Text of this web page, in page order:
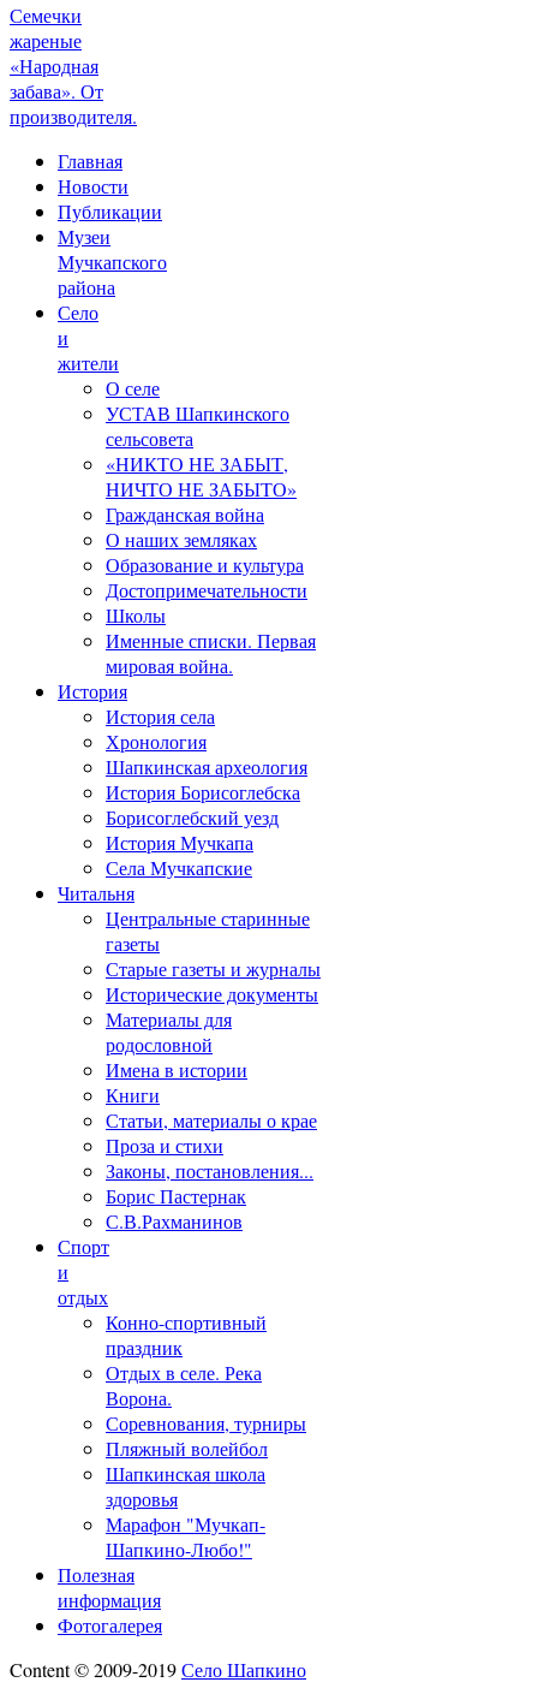
Семечки
жареные
«Народная
забава». От
производителя.
Главная
Новости
Публикации
Музеи
Мучкапского
района
Село
и
жители
О селе
УСТАВ Шапкинского
сельсовета
«НИКТО НЕ ЗАБЫТ,
НИЧТО НЕ ЗАБЫТО»
Гражданская война
О наших земляках
Образование и культура
Достопримечательности
Школы
Именные списки. Первая
мировая война.
История
История села
Хронология
Шапкинская археология
История Борисоглебска
Борисоглебский уезд
История Мучкапа
Села Мучкапские
Читальня
Центральные старинные
газеты
Старые газеты и журналы
Исторические документы
Материалы для
родословной
Имена в истории
Книги
Статьи, материалы о крае
Проза и стихи
Законы, постановления...
Борис Пастернак
С.В.Рахманинов
Спорт
и
отдых
Конно-спортивный
праздник
Отдых в селе. Река
Ворона.
Соревнования, турниры
Пляжный волейбол
Шапкинская школа
здоровья
Марафон "Мучкап-
Шапкино-Любо!"
Полезная
информация
Фотогалерея
Content © 2009-2019Село Шапкино